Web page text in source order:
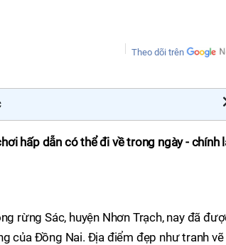
Theo dõi trên
hấp dẫn có thể đi về trong ngày - chính
rừng Sác, huyện Nhơn Trạch, nay đã
của Đồng Nai. Địa điểm đẹp như tranh vẽ